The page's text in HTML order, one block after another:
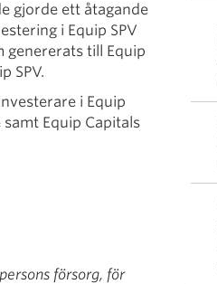
gjorde ett åtagande
i Equip SPV
genererats till Equip
SPV.
i Equip
Equip Capitals
försorg, för